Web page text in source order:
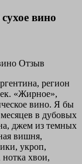
вино
регион
«Жирное»,
вино. Я бы
в дубовых
джем из темных
вишня,
укроп,
нотка хвои,